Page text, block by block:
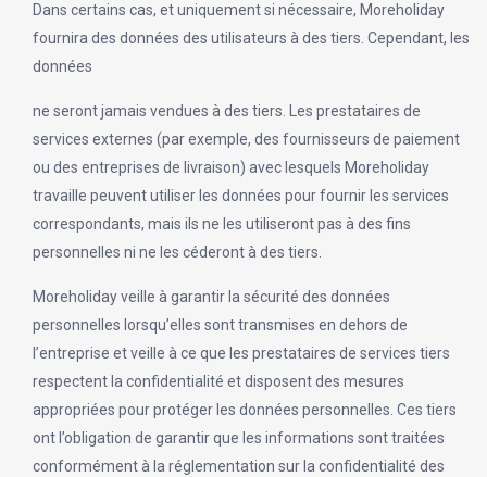
Dans certains cas, et uniquement si nécessaire, Moreholiday
fournira des données des utilisateurs à des tiers. Cependant, les
données
ne seront jamais vendues à des tiers. Les prestataires de
services externes (par exemple, des fournisseurs de paiement
ou des entreprises de livraison) avec lesquels Moreholiday
travaille peuvent utiliser les données pour fournir les services
correspondants, mais ils ne les utiliseront pas à des fins
personnelles ni ne les céderont à des tiers.
Moreholiday veille à garantir la sécurité des données
personnelles lorsqu’elles sont transmises en dehors de
l’entreprise et veille à ce que les prestataires de services tiers
respectent la confidentialité et disposent des mesures
appropriées pour protéger les données personnelles. Ces tiers
ont l’obligation de garantir que les informations sont traitées
conformément à la réglementation sur la confidentialité des